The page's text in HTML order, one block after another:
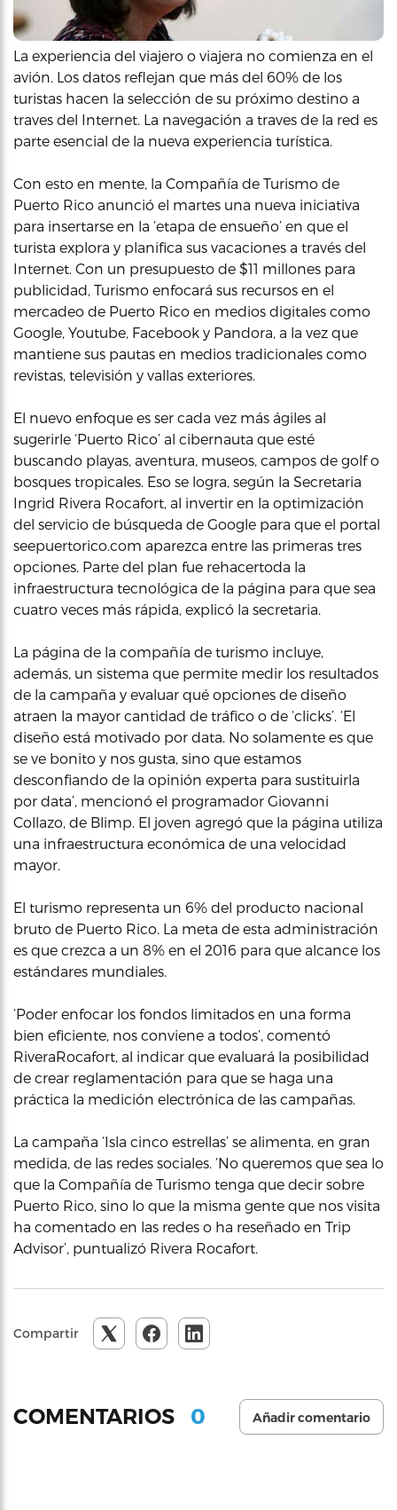
La experiencia del viajero o viajera no comienza en el
avión. Los datos reflejan que más del 60% de los
turistas hacen la selección de su próximo destino a
traves del Internet. La navegación a traves de la red es
parte esencial de la nueva experiencia turística.
Con esto en mente, la Compañía de Turismo de
Puerto Rico anunció el martes una nueva iniciativa
para insertarse en la ‘etapa de ensueño’ en que el
turista explora y planifica sus vacaciones a través del
Internet. Con un presupuesto de $11 millones para
publicidad, Turismo enfocará sus recursos en el
mercadeo de Puerto Rico en medios digitales como
Google, Youtube, Facebook y Pandora, a la vez que
mantiene sus pautas en medios tradicionales como
revistas, televisión y vallas exteriores.
El nuevo enfoque es ser cada vez más ágiles al
sugerirle ‘Puerto Rico’ al cibernauta que esté
buscando playas, aventura, museos, campos de golf o
bosques tropicales. Eso se logra, según la Secretaria
Ingrid Rivera Rocafort, al invertir en la optimización
del servicio de búsqueda de Google para que el portal
seepuertorico.com aparezca entre las primeras tres
opciones. Parte del plan fue rehacertoda la
infraestructura tecnológica de la página para que sea
cuatro veces más rápida, explicó la secretaria.
La página de la compañía de turismo incluye,
además, un sistema que permite medir los resultados
de la campaña y evaluar qué opciones de diseño
atraen la mayor cantidad de tráfico o de ‘clicks’. ‘El
diseño está motivado por data. No solamente es que
se ve bonito y nos gusta, sino que estamos
desconfiando de la opinión experta para sustituirla
por data’, mencionó el programador Giovanni
Collazo, de Blimp. El joven agregó que la página utiliza
una infraestructura económica de una velocidad
mayor.
El turismo representa un 6% del producto nacional
bruto de Puerto Rico. La meta de esta administración
es que crezca a un 8% en el 2016 para que alcance los
estándares mundiales.
‘Poder enfocar los fondos limitados en una forma
bien eficiente, nos conviene a todos’, comentó
RiveraRocafort, al indicar que evaluará la posibilidad
de crear reglamentación para que se haga una
práctica la medición electrónica de las campañas.
La campaña ‘Isla cinco estrellas’ se alimenta, en gran
medida, de las redes sociales. ‘No queremos que sea lo
que la Compañía de Turismo tenga que decir sobre
Puerto Rico, sino lo que la misma gente que nos visita
ha comentado en las redes o ha reseñado en Trip
Advisor’, puntualizó Rivera Rocafort.
Compartir
COMENTARIOS 0 Añadir comentario